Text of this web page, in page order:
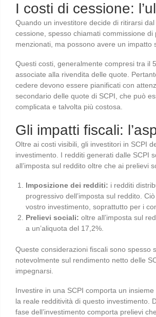
I costi di cessione:
Quando un investitore decide di ritirarsi
cessione, spesso chiamati commissione
menzionati, ma possono avere un impatto
Questi costi, generalmente compresi tra il
associate alla rivendita delle quote.
cedere devono essere pianificati con
secondario delle quote di SCPI, che può
complicata e talvolta più costosa.
Gli impatti fiscali:
Oltre ai costi visibili, gli investitori in SCPI
investimento. I redditi generati dalle SCPI
all’imposta sul reddito oltre che ai prelievi
Imposizione dei redditi: i redditi
progressivo dell’imposta sul reddito.
vostro investimento, soprattutto per i
Prelievi sociali: oltre all’imposta sul
a un’aliquota del 17,2%.
Queste considerazioni fiscali sono spesso
notevolmente sul rendimento netto delle
impegnarsi.
Investire in una SCPI comporta un
la reale redditività di questo investimento.
fase dell’investimento comporta prelievi